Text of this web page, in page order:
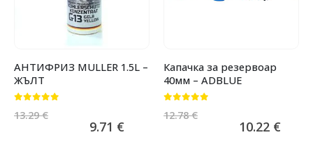
АНТИФРИЗ MULLER 1.5L –
ЖЪЛТ
13.29€
9.71 €
Капачка за резервоар
40мм – ADBLUE
12.78€
10.22 €